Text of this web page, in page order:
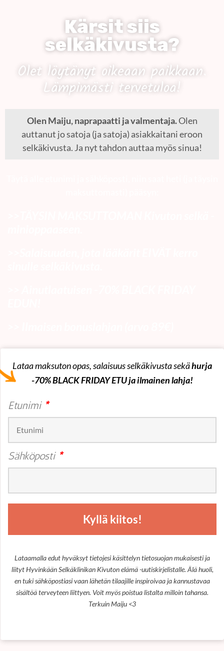
Kärsit siis
selkäkivusta?
Olet löytänyt oikeaan paikkaan.
Lämpimästi tervetuloa!
Olen Maiju, naprapaatti ja valmentaja.Olen
auttanut jo satoja (ja satoja) asiakkaitani eroon
selkäkivusta. Ja nyt tahdon auttaa myös sinua!
Lataa maksuton opas, salaisuus selkäkivusta sekähurja
-70% BLACK FRIDAY ETU ja ilmainen lahja!
Etunimi *
Sähköposti *
Kyllä kiitos!
Lataamalla edut hyväksyt tietojesi käsittelyn tietosuojan mukaisesti ja
liityt Hyvinkään Selkäklinikan Kivuton elämä -uutiskirjelistalle. Älä huoli,
en tuki sähköpostiasi vaan lähetän tilaajille inspiroivaa ja kannustavaa
sisältöä terveyteen liittyen. Voit myös poistua listalta milloin tahansa.
Terkuin Maiju <3